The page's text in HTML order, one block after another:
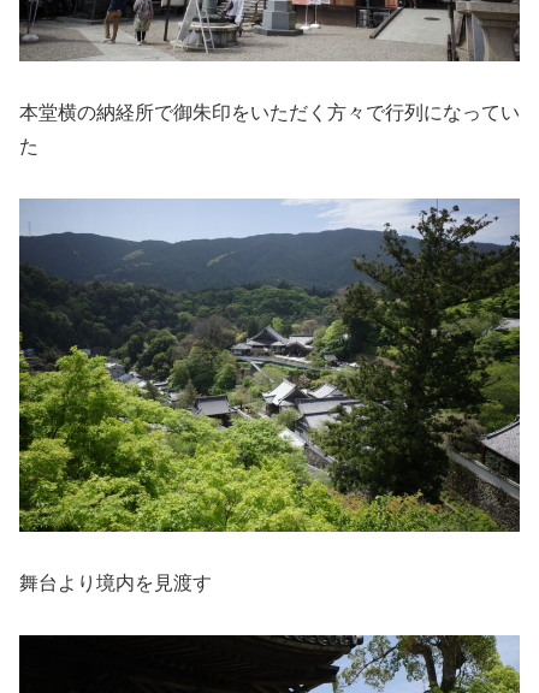
本堂横の納経所で御朱印をいただく方々で行列になってい
た
舞台より境内を見渡す